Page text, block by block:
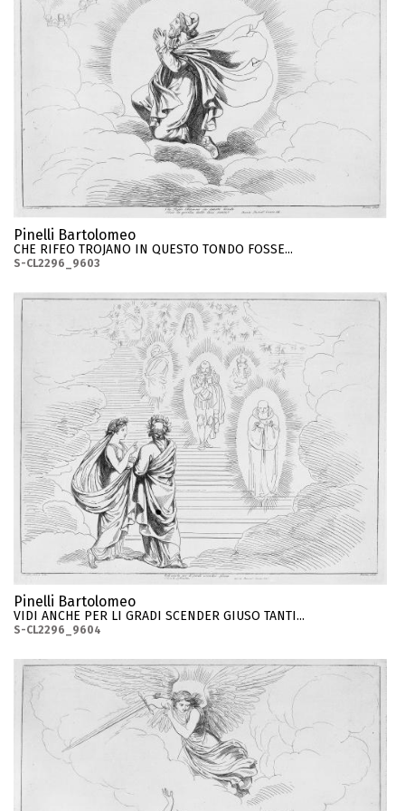
Pinelli Bartolomeo
CHE RIFEO TROJANO IN QUESTO TONDO FOSSE...
S-CL2296_9603
Pinelli Bartolomeo
VIDI ANCHE PER LI GRADI SCENDER GIUSO TANTI...
S-CL2296_9604